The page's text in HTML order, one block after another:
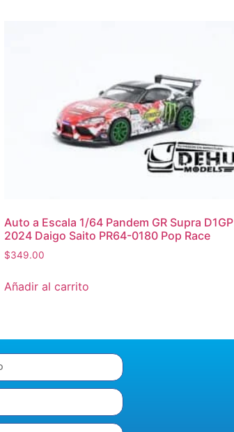
Auto a Escala 1/64 Pandem GR Supra D1GP
2024 Daigo Saito PR64-0180 Pop Race
$349.00
Añadir al carrito